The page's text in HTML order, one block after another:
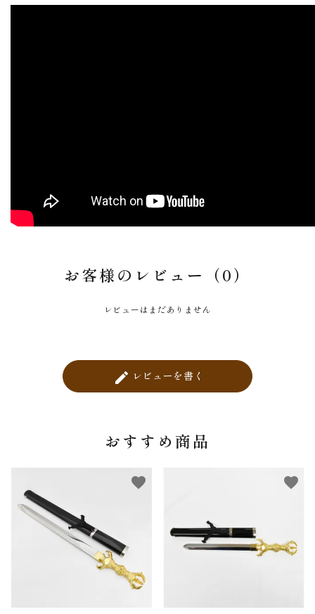
お客様のレビュー（0）
レビューはまだありません
create レビューを書く
おすすめ商品
favorite favorite